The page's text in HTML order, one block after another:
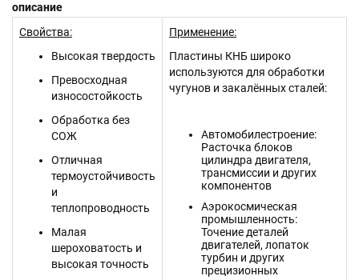
описание
Свойства:
Высокая твердость
Превосходная
износостойкость
Обработка без
СОЖ
Отличная
термоустойчивость
и
теплопроводность
Малая
шероховатость и
высокая точность
Применение:
Пластины КНБ широко
используются для обработки
чугунов и закалённых сталей:
Автомобилестроение:
Расточка блоков
цилиндра двигателя,
трансмиссии и других
компонентов
Аэрокосмическая
промышленность:
Точение деталей
двигателей, лопаток
турбин и других
прецизионных